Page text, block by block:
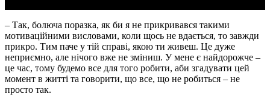
– Так, болюча поразка, як би я не прикривався такими
мотиваційними висловами, коли щось не вдається, то завжди
прикро. Тим паче у тій справі, якою ти живеш. Це дуже
неприємно, але нічого вже не зміниш. У мене є найдорожче –
це час, тому будемо все для того робити, аби згадувати цей
момент в житті та говорити, що все, що не робиться – не
просто так.